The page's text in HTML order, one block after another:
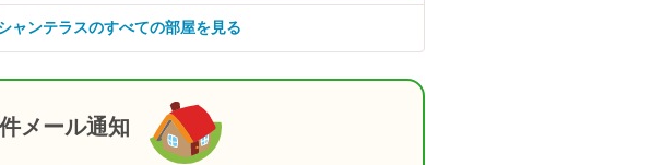
ャンテラスのすべての部屋を見る
メール通知